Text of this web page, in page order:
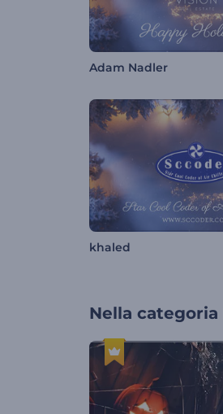
Adam Nadler
khaled
Nella categoria